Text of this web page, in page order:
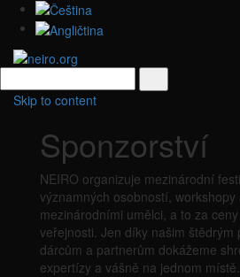
Skip to content
Sponzorství
NEIRO organizuje mezinárodní
významných osobností, workshopy
mezinárodními umělci, a to za
veřejnosti. Jen díky našim štědrým
dárcům a partnerům dokážeme
expertízy a vášně na jednom místě.